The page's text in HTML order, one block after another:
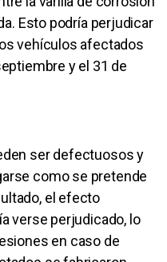
Esto podría perjudicar
vehículos afectados
y el 31 de
ser defectuosos y
como se pretende
el efecto
verse perjudicado, lo
en caso de